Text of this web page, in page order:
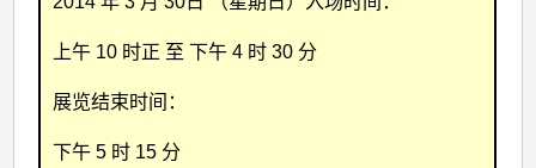
上午 10 时正 至 下午 4 时 30 分
展览结束时间：
下午 5 时 15 分